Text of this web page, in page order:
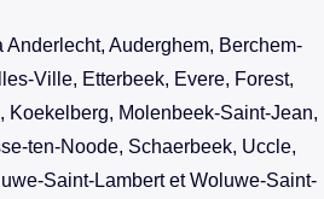
Auderghem, Berchem-
Ville, Etterbeek, Evere, Forest,
Koekelberg, Molenbeek-Saint-Jean,
ten-Noode, Schaerbeek, Uccle,
Saint-Lambert et Woluwe-Saint-